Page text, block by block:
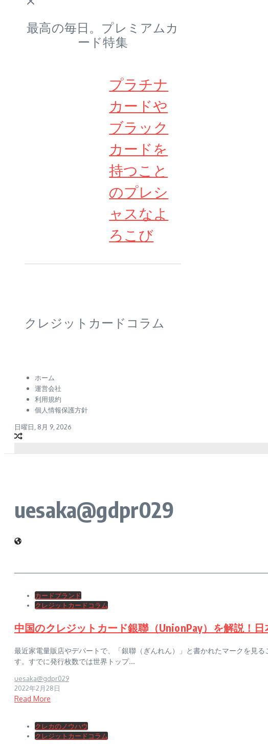
最高の毎日。プレミアムカ
ード特集
プラチナ
カードや
ブラック
カードを
持つこと
のプレシ
ャスなよ
ろこび
クレジットカードコラム
ホーム
運営会社
利用規約
個人情報保護方針
日曜日, 8月 9, 2026
uesaka@gdpr029
カードブランド
クレジットカードコラム
中国のクレジットカード銀聯（UnionPay）を解説！日
最近家電量販店やデパートで、「銀聯（ぎんれん）」と書かれたマークを見
す。すでに発行枚数では世界トップ...
uesaka@gdpr029
2022年2月28日
Read More
クレカのノウハウ
クレジットカードコラム